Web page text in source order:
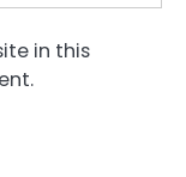
in this